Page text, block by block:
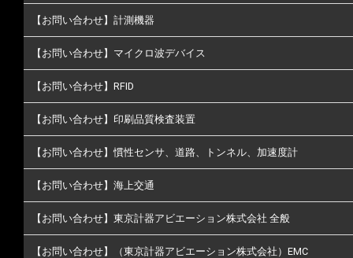
【お問い合わせ】計測機器
【お問い合わせ】マイクロ波デバイス
【お問い合わせ】RFID
【お問い合わせ】印刷品質検査装置
【お問い合わせ】慣性センサ、道路、トンネル、加速度計
【お問い合わせ】海上交通
【お問い合わせ】東京計器アビエーション株式会社 全般
【お問い合わせ】（東京計器アビエーション株式会社）EMC